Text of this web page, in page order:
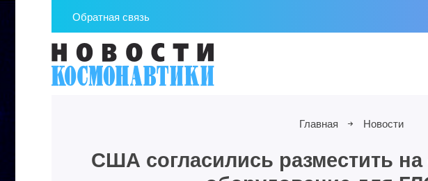
Обратная связь
Главная Новости
США согласились разместить